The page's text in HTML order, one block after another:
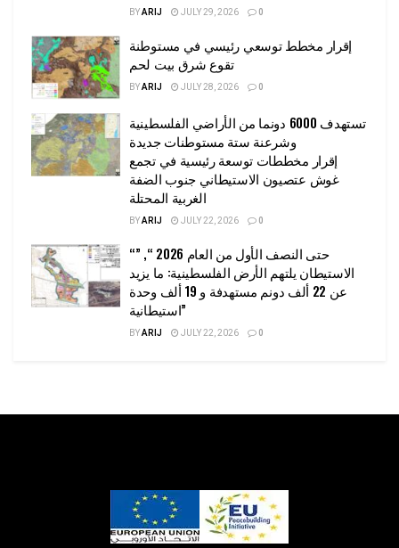
BYARIJ JULY 29, 2026 0
إقرار مخطط توسعي رئيسي في مستوطنة
تقوع شرق بيت لحم
BYARIJ JULY 28, 2026 0
تستهدف 6000 دونما من الأراضي الفلسطينية
وشرعنة ستة مستوطنات جديدة
إقرار مخططات توسعة رئيسية في تجمع
غوش عتصيون الاستيطاني جنوب الضفة
الغربية المحتلة
BYARIJ JULY 22, 2026 0
“حتى النصف الأول من العام 2026 “, ”
الاستيطان يلتهم الأرض الفلسطينية: ما يزيد
عن 22 ألف دونم مستهدفة و 19 ألف وحدة
استيطانية”
BYARIJ JULY 22, 2026 0